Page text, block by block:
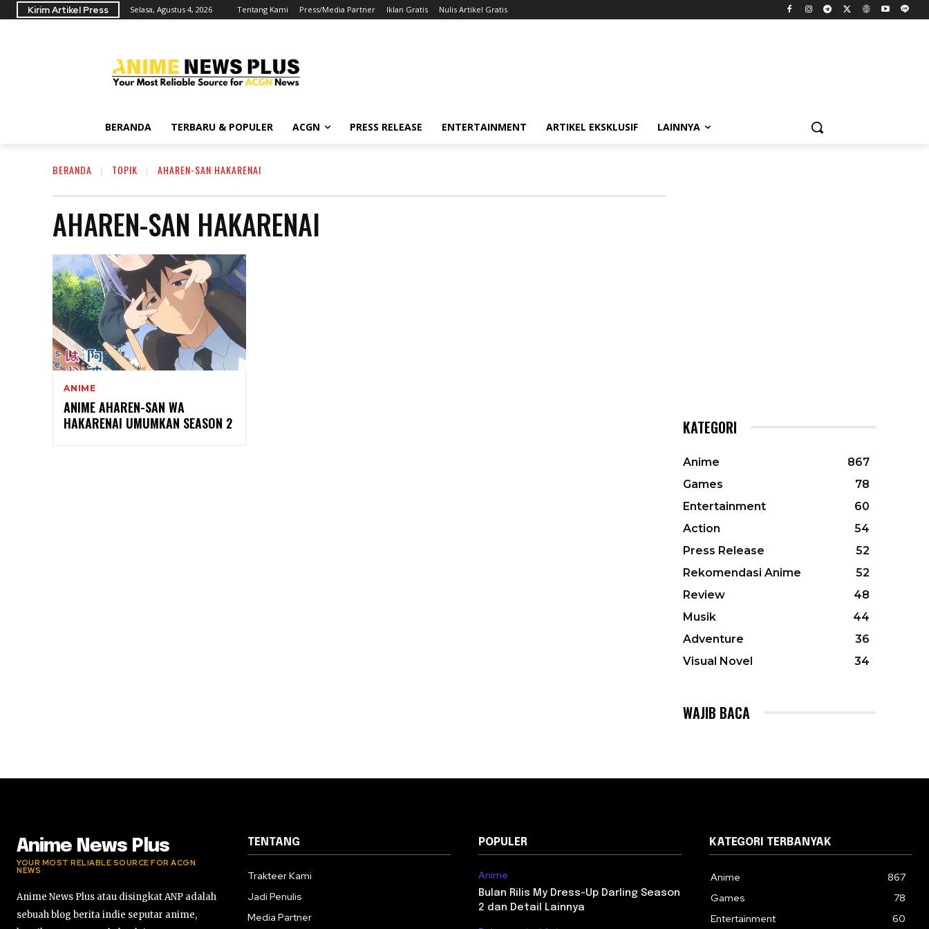
Kirim Artikel Press Selasa, Agustus 4, 2026 Tentang Kami Press/Media Partner Iklan Gratis Nulis Artikel Gratis
BERANDA TERBARU & POPULER ACGN PRESS RELEASE ENTERTAINMENT ARTIKEL EKSKLUSIF LAINNYA
BERANDA TOPIK AHAREN-SAN HAKARENAI
AHAREN-SAN HAKARENAI
ANIME
ANIME AHAREN-SAN WA
HAKARENAI UMUMKAN SEASON 2
KATEGORI
Anime
867
Games
78
Entertainment
60
Action
54
Press Release
52
Rekomendasi Anime
52
Review
48
Musik
44
Adventure
36
Visual Novel
34
WAJIB BACA
Anime News Plus
YOUR MOST RELIABLE SOURCE FOR ACGN
NEWS
Anime News Plus atau disingkat ANP adalah
sebuah blog berita indie seputar anime,
TENTANG
Trakteer Kami
Jadi Penulis
Media Partner
POPULER
Anime
Bulan Rilis My Dress-Up Darling Season
2 dan Detail Lainnya
KATEGORI TERBANYAK
Anime
867
Games
78
Entertainment
60